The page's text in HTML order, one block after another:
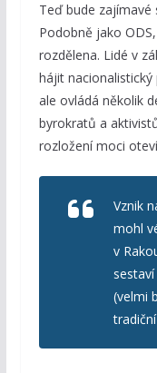
Teď bude zajímavé
Podobně jako
rozdělena. Lidé v
hájit
ale ovládá několik
byrokratů a
rozložení moci
Vznik
mohl
v
(velmi